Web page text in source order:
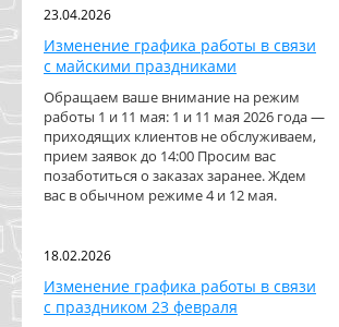
23.04.2026
Изменение графика работы в связи
с майскими праздниками
Обращаем ваше внимание на режим
работы 1 и 11 мая: 1 и 11 мая 2026 года —
приходящих клиентов не обслуживаем,
прием заявок до 14:00 Просим вас
позаботиться о заказах заранее. Ждем
вас в обычном режиме 4 и 12 мая.
18.02.2026
Изменение графика работы в связи
с праздником 23 февраля